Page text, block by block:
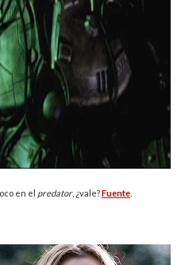
en el predator, ¿vale?Fuente.